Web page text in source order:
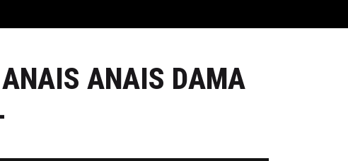
ANAIS ANAIS DAMA